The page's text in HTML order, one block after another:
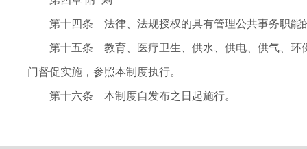
第十四条 法律、法规授权的具有管理公共事务职能
第十五条 教育、医疗卫生、供水、供电、供气、环保
门督促实施，参照本制度执行。
第十六条 本制度自发布之日起施行。